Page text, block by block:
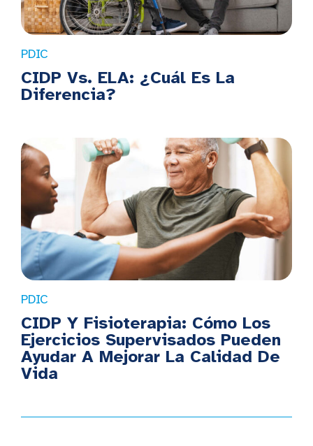
PDIC
CIDP Vs. ELA: ¿Cuál Es La
Diferencia?
PDIC
CIDP Y Fisioterapia: Cómo Los
Ejercicios Supervisados Pueden
Ayudar A Mejorar La Calidad De
Vida